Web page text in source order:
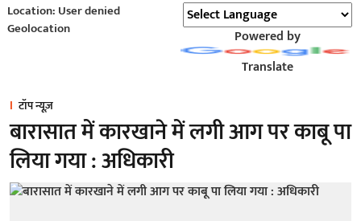
Location: User denied
Geolocation
Powered by
Translate
टॉप न्यूज़
बारासात में कारखाने में लगी आग पर काबू पा
लिया गया : अधिकारी